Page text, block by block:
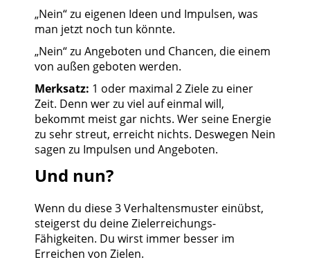
„Nein“ zu eigenen Ideen und Impulsen, was
man jetzt noch tun könnte.
„Nein“ zu Angeboten und Chancen, die einem
von außen geboten werden.
Merksatz: 1 oder maximal 2 Ziele zu einer
Zeit. Denn wer zu viel auf einmal will,
bekommt meist gar nichts. Wer seine Energie
zu sehr streut, erreicht nichts. Deswegen Nein
sagen zu Impulsen und Angeboten.
Und nun?
Wenn du diese 3 Verhaltensmuster einübst,
steigerst du deine Zielerreichungs-
Fähigkeiten. Du wirst immer besser im
Erreichen von Zielen.